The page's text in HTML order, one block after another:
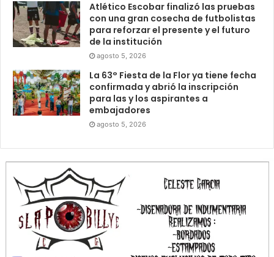
Atlético Escobar finalizó las pruebas
con una gran cosecha de futbolistas
para reforzar el presente y el futuro
de la institución
agosto 5, 2026
La 63° Fiesta de la Flor ya tiene fecha
confirmada y abrió la inscripción
para las y los aspirantes a
embajadores
agosto 5, 2026